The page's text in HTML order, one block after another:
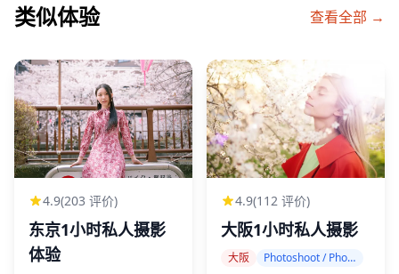
类似体验 查看全部 →
4.9(203 评价)
东京1小时私人摄影
体验
4.9(112 评价)
大阪1小时私人摄影
大阪 Photoshoot / Photo tour